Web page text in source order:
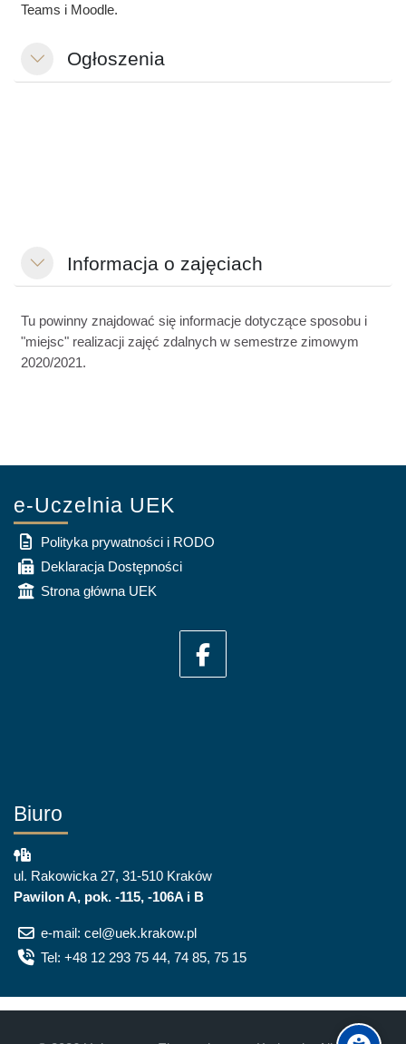
Teams i Moodle.
ColapsarOgłoszenia
ColapsarInformacja o zajęciach
Tu powinny znajdować się informacje dotyczące sposobu i
"miejsc" realizacji zajęć zdalnych w semestrze zimowym
2020/2021.
e-Uczelnia UEK
Polityka prywatności i RODO
Deklaracja Dostępności
Strona główna UEK
Biuro
ul. Rakowicka 27, 31-510 Kraków
Pawilon A, pok. -115, -106A i B
e-mail: cel@uek.krakow.pl
Tel: +48 12 293 75 44, 74 85, 75 15